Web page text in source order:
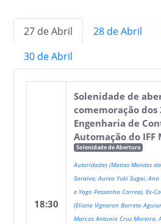
27 de Abril 28 de Abril
30 de Abril
18:30
Solenidade de
comemoração dos
Engenharia de
Automação do IFF
Solenidade de Abertura
Autoridades (Matias Mendes
Saraiva, Aurea Yuki Sugai,
e Yago Pessanha Correa), Ex-
(Eliane Vigneron Barreto
Marcos Antonio Cruz Moreira,